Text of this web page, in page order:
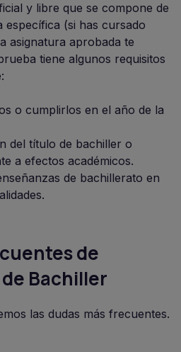
y libre que se compone de
(si has cursado
asignatura aprobada te
tiene algunos requisitos
o cumplirlos en el año de la
del título de bachiller o
a efectos académicos.
de bachillerato en
de
Bachiller
las dudas más frecuentes.